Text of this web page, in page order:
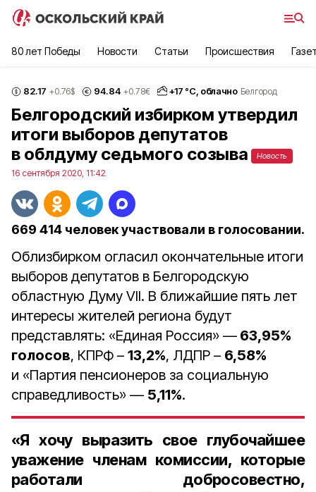
80 лет Победы Новости Статьи Происшествия
82.17 +0.76$ 94.84 +0.78€ +17 °С, облачно Белгород
Белгородский избирком утвердил
итоги выборов депутатов
в облдуму седьмого созыва
Новость
16 сентября 2020, 11:42
669 414 человек участвовали в голосовании.
Облизбирком огласил окончательные итоги
выборов депутатов в Белгородскую
областную Думу VII. В ближайшие пять лет
интересы жителей региона будут
представлять: «Единая Россия» — 63,95%
голосов, КПРФ – 13,2%, ЛДПР – 6,58%
и «Партия пенсионеров за социальную
справедливость» — 5,11%.
«Я хочу выразить свое глубочайшее
уважение членам комиссии, которые
работали добросовестно,